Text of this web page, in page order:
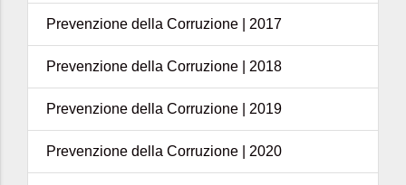
Prevenzione della Corruzione | 2017
Prevenzione della Corruzione | 2018
Prevenzione della Corruzione | 2019
Prevenzione della Corruzione | 2020